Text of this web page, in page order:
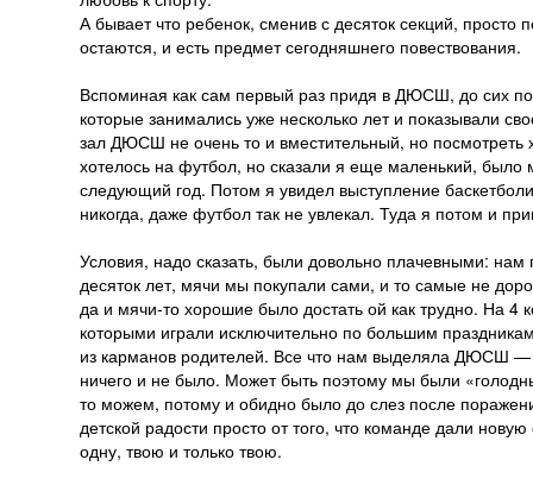
А бывает что ребенок, сменив с десяток секций,
остаются, и есть предмет сегодняшнего повествования.
Вспоминая как сам первый раз придя в ДЮСШ, до сих
которые занимались уже несколько лет и показывали
зал ДЮСШ не очень то и вместительный, но посмотреть
хотелось на футбол, но сказали я еще маленький,
следующий год. Потом я увидел выступление
никогда, даже футбол так не увлекал. Туда я потом и
Условия, надо сказать, были довольно плачевными:
десяток лет, мячи мы покупали сами, и то самые не
да и мячи-то хорошие было достать ой как трудно. На
которыми играли исключительно по большим
из карманов родителей. Все что нам выделяла ДЮСШ —
ничего и не было. Может быть поэтому мы были
то можем, потому и обидно было до слез после
детской радости просто от того, что команде дали
одну, твою и только твою.